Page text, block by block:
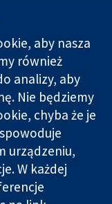
Kontakt
Nowości
Biuro
prasowe
O nas
Praca
Cochrane
Library
aby nasza
również
analizy, aby
Nie będziemy
chyba że je
urządzeniu,
W każdej